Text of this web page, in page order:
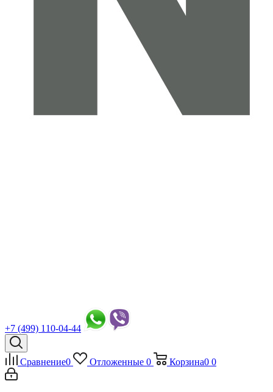
+7 (499) 110-04-44
Сравнение0 Отложенные 0 Корзина0 0